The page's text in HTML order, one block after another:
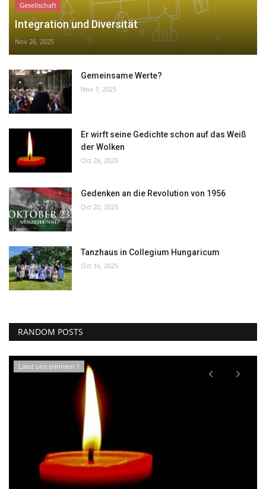
Gesellschaft
Integration und Diversität
Nov 26, 2025
Gemeinsame Werte?
Nov 7, 2025
Er wirft seine Gedichte schon auf das Weiß
der Wolken
Oct 26, 2025
Gedenken an die Revolution von 1956
Oct 20, 2025
Tanzhaus in Collegium Hungaricum
Oct 16, 2025
RANDOM POSTS
Lasst uns erinnern †